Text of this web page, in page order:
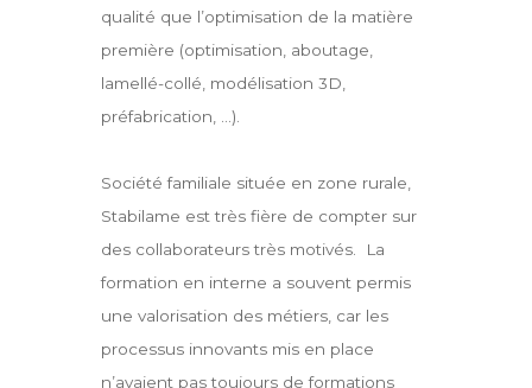
qualité que l’optimisation de la matière
première (optimisation, aboutage,
lamellé-collé, modélisation 3D,
préfabrication, …).
Société familiale située en zone rurale,
Stabilame est très fière de compter sur
des collaborateurs très motivés. La
formation en interne a souvent permis
une valorisation des métiers, car les
processus innovants mis en place
n’avaient pas toujours de formations